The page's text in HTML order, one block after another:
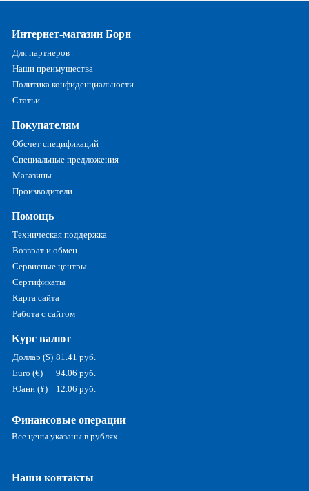
Интернет-магазин Борн
Для партнеров
Наши преимущества
Политика конфиденциальности
Статьи
Покупателям
Обсчет спецификаций
Специальные предложения
Магазины
Производители
Помощь
Техническая поддержка
Возврат и обмен
Сервисные центры
Сертификаты
Карта сайта
Работа с сайтом
Курс валют
Доллар ($) 81.41 руб.
Euro (€)
94.06 руб.
Юани (¥)
12.06 руб.
Финансовые операции
Все цены указаны в рублях.
Наши контакты